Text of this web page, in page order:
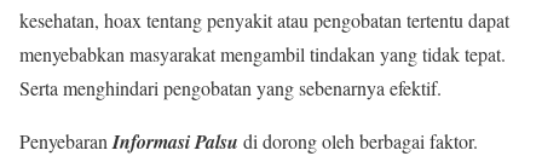
kesehatan, hoax tentang penyakit atau pengobatan tertentu dapat
menyebabkan masyarakat mengambil tindakan yang tidak tepat.
Serta menghindari pengobatan yang sebenarnya efektif.
Penyebaran Informasi Palsu di dorong oleh berbagai faktor.